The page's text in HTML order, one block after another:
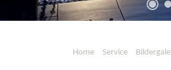
Home Service